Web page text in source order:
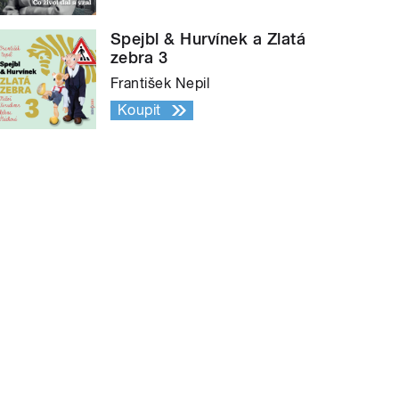
Spejbl & Hurvínek a Zlatá
zebra 3
František Nepil
Koupit